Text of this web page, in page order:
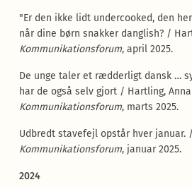
"Er den ikke lidt undercooked, den
når dine børn snakker danglish? /
Kommunikationsforum, april 2025.
De unge taler et rædderligt dansk …
har de også selv gjort / Hartling,
Kommunikationsforum, marts 2025.
Udbredt stavefejl opstår hver januar.
Kommunikationsforum, januar 2025.
2024